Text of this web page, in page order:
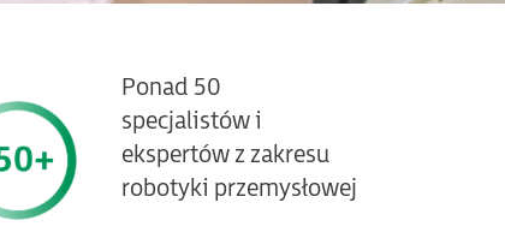
Ponad 50
specjalistów i
ekspertów z zakresu
robotyki przemysłowej